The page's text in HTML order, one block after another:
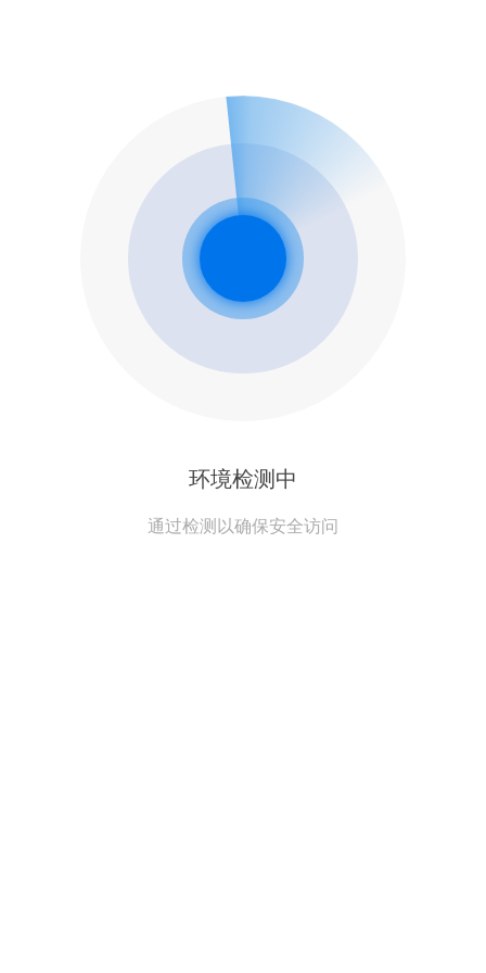
环境检测中
通过检测以确保安全访问